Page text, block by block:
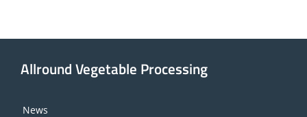
Allround Vegetable Processing
News